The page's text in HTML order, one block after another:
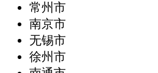
常州市
南京市
无锡市
徐州市